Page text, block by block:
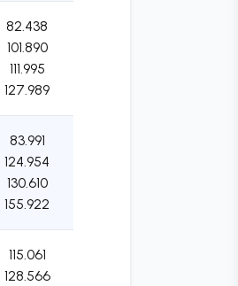
82.438
101.890
111.995
127.989
83.991
124.954
130.610
155.922
115.061
128.566